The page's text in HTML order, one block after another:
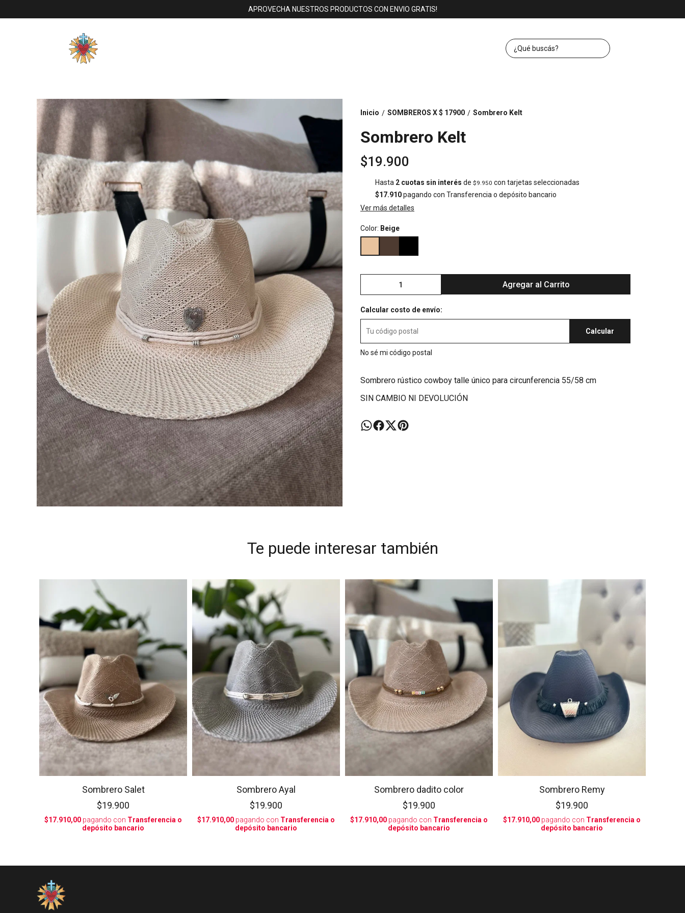
APROVECHA NUESTROS PRODUCTOS CON ENVIO GRATIS!
Inicio / SOMBREROS X $ 17900 / Sombrero Kelt
Sombrero Kelt
$19.900
Hasta 2 cuotas sin interés de $9.950 con tarjetas seleccionadas
$17.910pagando con Transferencia o depósito bancario
Ver más detalles
Color: Beige
Agregar al Carrito
Calcular costo de envío:
Calcular
No sé mi código postal
Sombrero rústico cowboy talle único para circunferencia 55/58 cm
SIN CAMBIO NI DEVOLUCIÓN
Te puede interesar también
Sombrero Salet
$19.900
$17.910,00 pagando con Transferencia o
depósito bancario
Sombrero Ayal
$19.900
$17.910,00 pagando con Transferencia o
depósito bancario
Sombrero dadito color
$19.900
$17.910,00 pagando con Transferencia o
depósito bancario
Sombrero Remy
$19.900
$17.910,00 pagando con Transferencia o
depósito bancario